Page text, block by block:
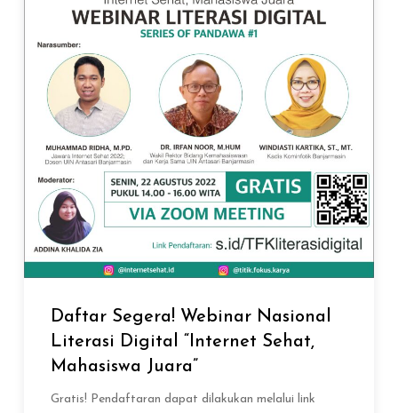
Daftar Segera! Webinar Nasional
Literasi Digital “Internet Sehat,
Mahasiswa Juara”
Gratis! Pendaftaran dapat dilakukan melalui link